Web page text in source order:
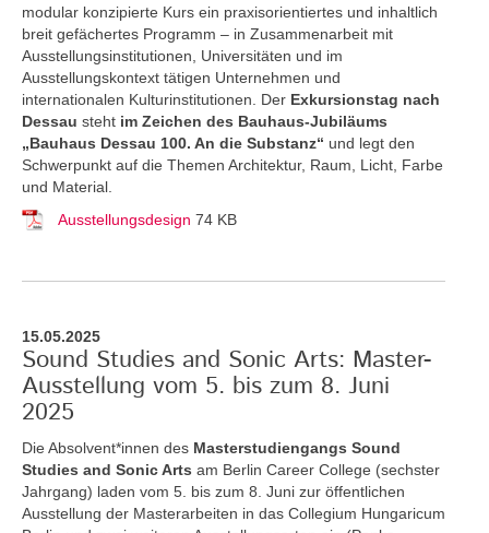
modular konzipierte Kurs ein praxisorientiertes und inhaltlich
breit gefächertes Programm – in Zusammenarbeit mit
Ausstellungsinstitutionen, Universitäten und im
Ausstellungskontext tätigen Unternehmen und
internationalen Kulturinstitutionen. Der Exkursionstag nach
Dessau steht im Zeichen des Bauhaus-Jubiläums
„Bauhaus Dessau 100. An die Substanz“ und legt den
Schwerpunkt auf die Themen Architektur, Raum, Licht, Farbe
und Material.
Ausstellungsdesign 74 KB
15.05.2025
Sound Studies and Sonic Arts: Master-
Ausstellung vom 5. bis zum 8. Juni
2025
Die Absolvent*innen des Masterstudiengangs Sound
Studies and Sonic Arts am Berlin Career College (sechster
Jahrgang) laden vom 5. bis zum 8. Juni zur öffentlichen
Ausstellung der Masterarbeiten in das Collegium Hungaricum